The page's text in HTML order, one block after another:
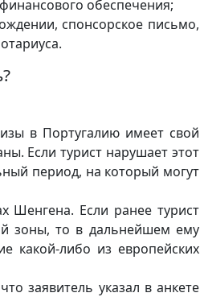
обеспечения;
спонсорское письмо,
в Португалию имеет свой
Если турист нарушает этот
период, на который могут
Шенгена. Если ранее турист
зоны, то в дальнейшем ему
какой-либо из европейских
заявитель указал в анкете